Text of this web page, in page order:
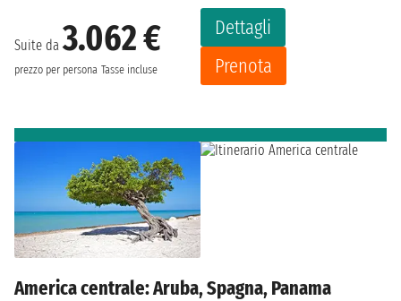
Suite da3.062 €
prezzo per persona Tasse incluse
Dettagli
Prenota
America centrale: Aruba, Spagna, Panama